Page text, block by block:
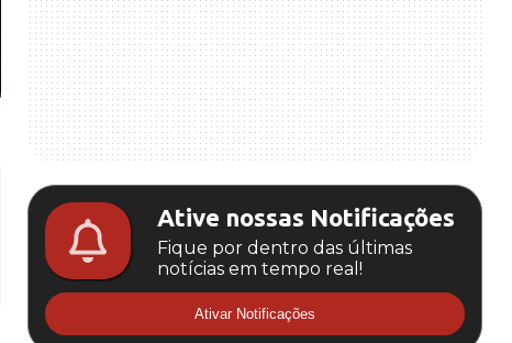
Ative nossas Notificações
Fique por dentro das últimas
notícias em tempo real!
Ativar Notificações